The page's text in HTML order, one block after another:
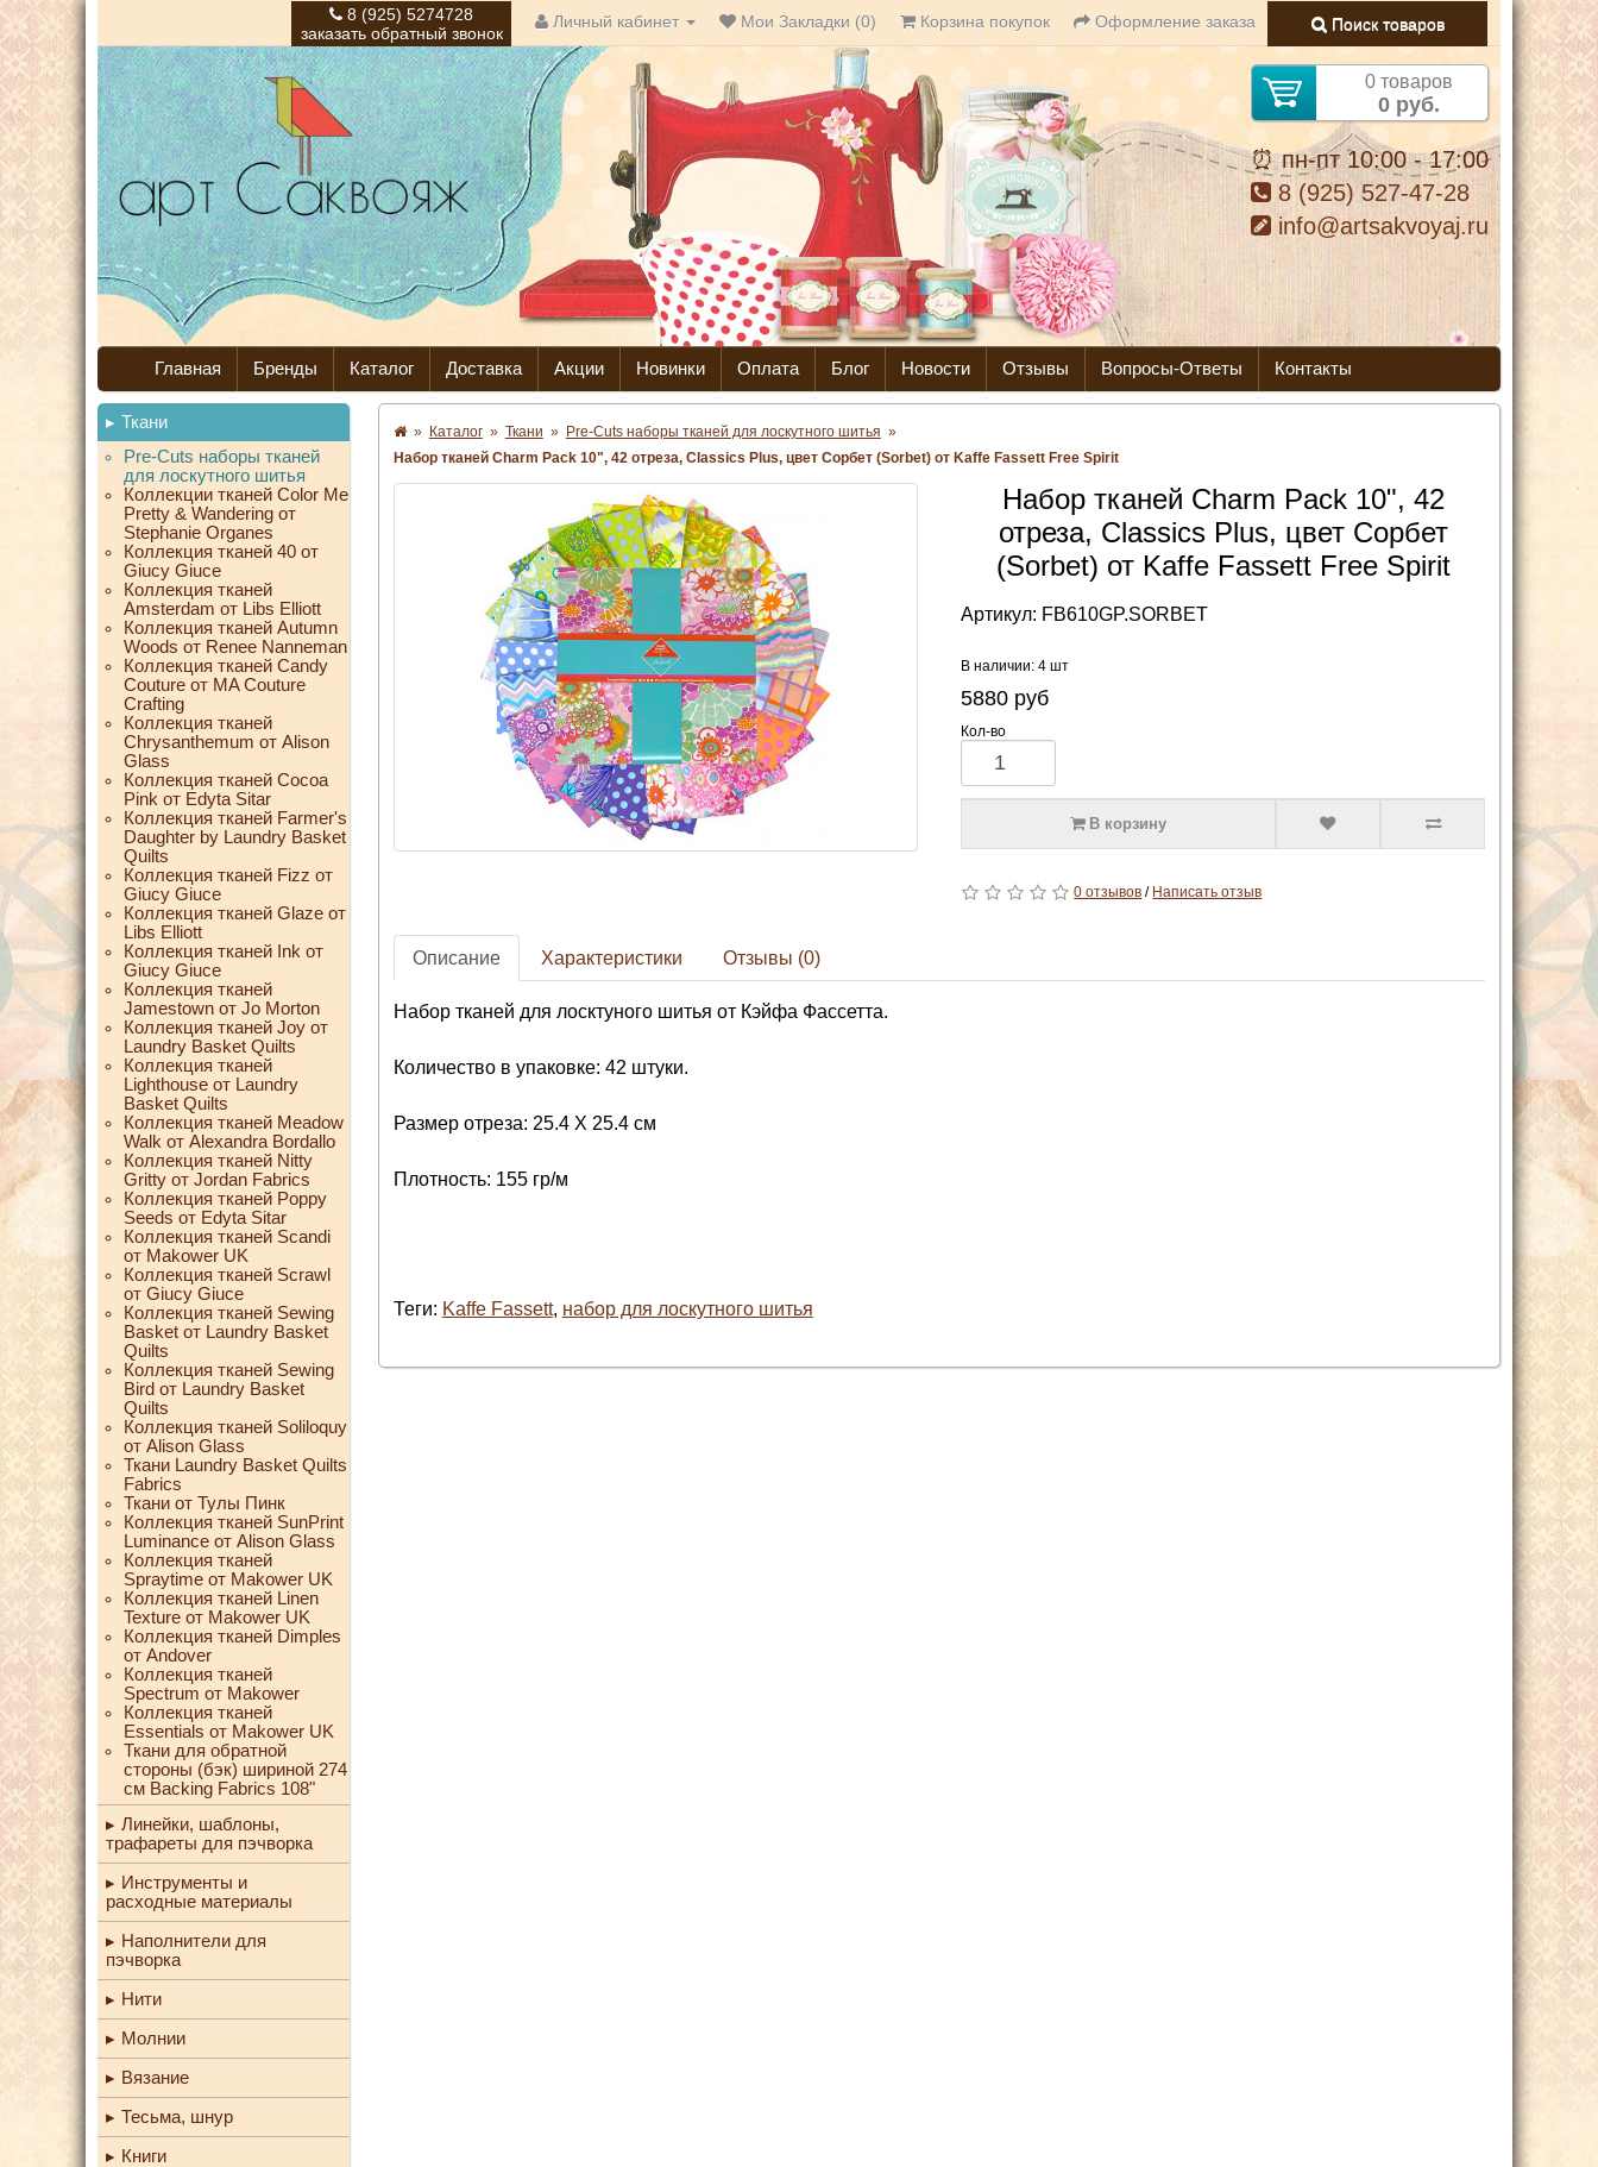
8 (925) 5274728
заказать обратный звонок
Личный кабинет Мои Закладки (0) Корзина покупок Оформление заказа Поиск товаров
0 товаров
0 руб.
⏰ пн-пт 10:00 - 17:00
8 (925) 527-47-28
info@artsakvoyaj.ru
Главная Бренды Каталог Доставка Акции Новинки Оплата Блог Новости Отзывы Вопросы-Ответы Контакты
Ткани
Pre-Cuts наборы тканей
для лоскутного шитья
Коллекции тканей Color Me
Pretty & Wandering от
Stephanie Organes
Коллекция тканей 40 от
Giucy Giuce
Коллекция тканей
Amsterdam от Libs Elliott
Коллекция тканей Autumn
Woods от Renee Nanneman
Коллекция тканей Candy
Couture от MA Couture
Crafting
Коллекция тканей
Chrysanthemum от Alison
Glass
Коллекция тканей Cocoa
Pink от Edyta Sitar
Коллекция тканей Farmer's
Daughter by Laundry Basket
Quilts
Коллекция тканей Fizz от
Giucy Giuce
Коллекция тканей Glaze от
Libs Elliott
Коллекция тканей Ink от
Giucy Giuce
Коллекция тканей
Jamestown от Jo Morton
Коллекция тканей Joy от
Laundry Basket Quilts
Коллекция тканей
Lighthouse от Laundry
Basket Quilts
Коллекция тканей Meadow
Walk от Alexandra Bordallo
Коллекция тканей Nitty
Gritty от Jordan Fabrics
Коллекция тканей Poppy
Seeds от Edyta Sitar
Коллекция тканей Scandi
от Makower UK
Коллекция тканей Scrawl
от Giucy Giuce
Коллекция тканей Sewing
Basket от Laundry Basket
Quilts
Коллекция тканей Sewing
Bird от Laundry Basket
Quilts
Коллекция тканей Soliloquy
от Alison Glass
Ткани Laundry Basket Quilts
Fabrics
Ткани от Тулы Пинк
Коллекция тканей SunPrint
Luminance от Alison Glass
Коллекция тканей
Spraytime от Makower UK
Коллекция тканей Linen
Texture от Makower UK
Коллекция тканей Dimples
от Andover
Коллекция тканей
Spectrum от Makower
Коллекция тканей
Essentials от Makower UK
Ткани для обратной
стороны (бэк) шириной 274
см Backing Fabrics 108"
Линейки, шаблоны,
трафареты для пэчворка
Инструменты и
расходные материалы
Наполнители для
пэчворка
Нити
Молнии
Вязание
Тесьма, шнур
Книги
» Каталог » Ткани » Pre-Cuts наборы тканей для лоскутного шитья »
Набор тканей Charm Pack 10", 42 отреза, Classics Plus, цвет Сорбет (Sorbet) от Kaffe Fassett Free Spirit
Набор тканей Charm Pack 10", 42
отреза, Classics Plus, цвет Сорбет
(Sorbet) от Kaffe Fassett Free Spirit
Артикул: FB610GP.SORBET
В наличии: 4 шт
5880 руб
Кол-во
В корзину
0 отзывов / Написать отзыв
Описание Характеристики Отзывы (0)
Набор тканей для лосктуного шитья от Кэйфа Фассетта.
Количество в упаковке: 42 штуки.
Размер отреза: 25.4 Х 25.4 см
Плотность: 155 гр/м
Теги: Kaffe Fassett, набор для лоскутного шитья